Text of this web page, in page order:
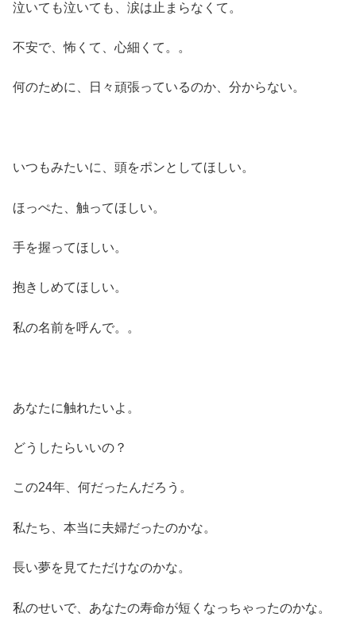
泣いても泣いても、涙は止まらなくて。
不安で、怖くて、心細くて。。
何のために、日々頑張っているのか、分からない。
いつもみたいに、頭をポンとしてほしい。
ほっぺた、触ってほしい。
手を握ってほしい。
抱きしめてほしい。
私の名前を呼んで。。
あなたに触れたいよ。
どうしたらいいの？
この24年、何だったんだろう。
私たち、本当に夫婦だったのかな。
長い夢を見てただけなのかな。
私のせいで、あなたの寿命が短くなっちゃったのかな。